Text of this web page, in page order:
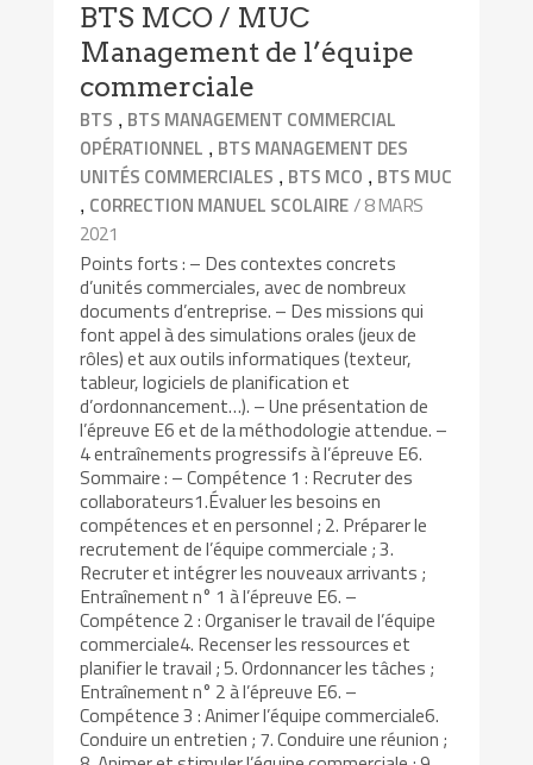
BTS MCO / MUC
Management de l’équipe
commerciale
BTS , BTS MANAGEMENT COMMERCIAL
OPÉRATIONNEL , BTS MANAGEMENT DES
UNITÉS COMMERCIALES , BTS MCO , BTS MUC
, CORRECTION MANUEL SCOLAIRE/ 8 MARS
2021
Points forts : – Des contextes concrets
d’unités commerciales, avec de nombreux
documents d’entreprise. – Des missions qui
font appel à des simulations orales (jeux de
rôles) et aux outils informatiques (texteur,
tableur, logiciels de planification et
d’ordonnancement…). – Une présentation de
l’épreuve E6 et de la méthodologie attendue. –
4 entraînements progressifs à l’épreuve E6.
Sommaire : – Compétence 1 : Recruter des
collaborateurs1.Évaluer les besoins en
compétences et en personnel ; 2. Préparer le
recrutement de l’équipe commerciale ; 3.
Recruter et intégrer les nouveaux arrivants ;
Entraînement n° 1 à l’épreuve E6. –
Compétence 2 : Organiser le travail de l’équipe
commerciale4. Recenser les ressources et
planifier le travail ; 5. Ordonnancer les tâches ;
Entraînement n° 2 à l’épreuve E6. –
Compétence 3 : Animer l’équipe commerciale6.
Conduire un entretien ; 7. Conduire une réunion ;